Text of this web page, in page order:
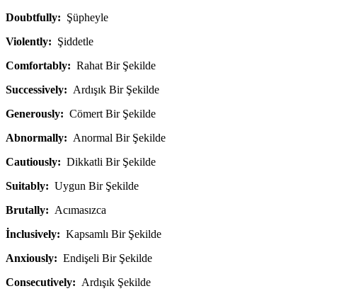
Doubtfully: Şüpheyle
Violently: Şiddetle
Comfortably: Rahat Bir Şekilde
Successively: Ardışık Bir Şekilde
Generously: Cömert Bir Şekilde
Abnormally: Anormal Bir Şekilde
Cautiously: Dikkatli Bir Şekilde
Suitably: Uygun Bir Şekilde
Brutally: Acımasızca
İnclusively: Kapsamlı Bir Şekilde
Anxiously: Endişeli Bir Şekilde
Consecutively: Ardışık Şekilde